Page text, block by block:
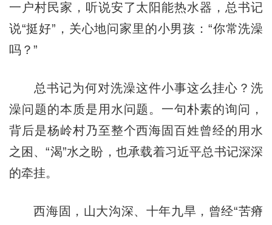
一户村民家，听说安了太阳能热水器，总书记
说“挺好”，关心地问家里的小男孩：“你常洗澡
吗？”
总书记为何对洗澡这件小事这么挂心？洗
澡问题的本质是用水问题。一句朴素的询问，
背后是杨岭村乃至整个西海固百姓曾经的用水
之困、“渴”水之盼，也承载着习近平总书记深深
的牵挂。
西海固，山大沟深、十年九旱，曾经“苦瘠